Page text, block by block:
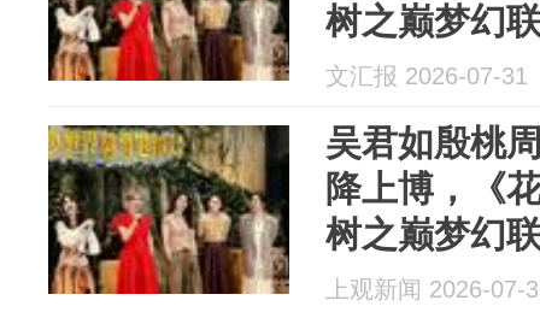
树之巅梦幻
文汇报 2026-07-31
吴君如殷桃
降上博，《
树之巅梦幻
上观新闻 2026-07-